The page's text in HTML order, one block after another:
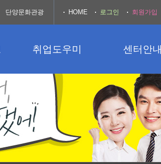
취업도우미 센터안내
단양문화관광 HOME 로그인 회원가입